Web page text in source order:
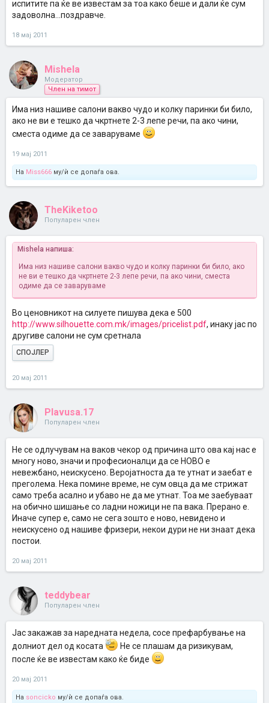
испитите па ќе ве известам за тоа како беше и дали ќе сум
задоволна...поздравче.
18 мај 2011
Mishela
Модератор
Член на тимот
Има низ нашиве салони вакво чудо и колку паринки би било,
ако не ви е тешко да чкртнете 2-3 лепе речи, па ако чини,
сместа одиме да се заваруваме
19 мај 2011
На Miss666 му/ѝ се допаѓа ова.
TheKiketoo
Популарен член
Mishela напиша:
Има низ нашиве салони вакво чудо и колку паринки би било, ако
не ви е тешко да чкртнете 2-3 лепе речи, па ако чини, сместа
одиме да се заваруваме
Во ценовникот на силуете пишува дека е 500
http://www.silhouette.com.mk/images/pricelist.pdf, инаку јас по
другиве салони не сум сретнала
СПОЈЛЕР
20 мај 2011
Plavusa.17
Популарен член
Не се одлучувам на ваков чекор од причина што ова кај нас е
многу ново, значи и професионалци да се НОВО е
невежбано, неискусено. Веројатноста да те утнат и заебат е
преголема. Нека помине време, не сум овца да ме стрижат
само треба асално и убаво не да ме утнат. Тоа ме заебуваат
на обично шишање со ладни ножици не па вака. Прерано е.
Иначе супер е, само не сега зошто е ново, невидено и
неискусено од нашиве фризери, некои дури не ни знаат дека
постои.
20 мај 2011
teddybear
Популарен член
Јас закажав за наредната недела, сосе префарбување на
долниот дел од косата
Не се плашам да ризикувам,
после ќе ве известам како ќе биде
20 мај 2011
На soncicko му/ѝ се допаѓа ова.